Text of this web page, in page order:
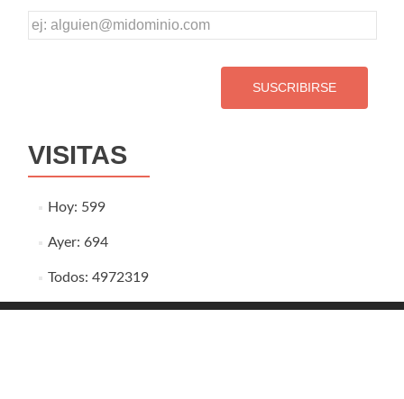
Dirección
de
correo
VISITAS
Hoy: 599
Ayer: 694
Todos: 4972319